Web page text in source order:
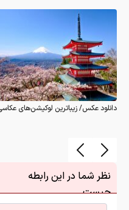
دانلود عکس/ زیباترین لوکیشن‌های
نظر شما در این رابطه
چیست